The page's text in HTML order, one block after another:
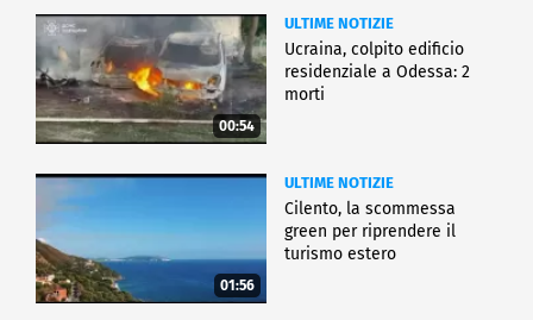
00:54
ULTIME NOTIZIE
Ucraina, colpito edificio
residenziale a Odessa: 2
morti
01:56
ULTIME NOTIZIE
Cilento, la scommessa
green per riprendere il
turismo estero